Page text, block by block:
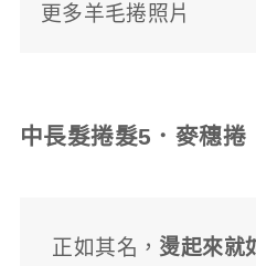
更多羊毛捲照片
中長髮捲髮5．麥穗捲
正如其名，燙起來就